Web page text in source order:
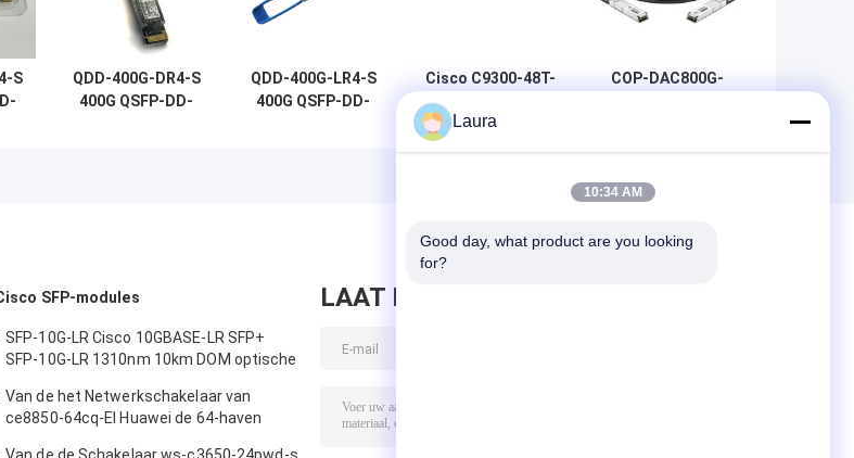
S
QDD-400G-DR4-S
400G QSFP-DD-
QDD-400G-LR4-S
400G QSFP-DD-
Cisco C9300-48T-
E Catalyst 9300
Gigabit Network
Essentials-switch
toegangsswitch
COP-DAC800G-
800G DAC 1m
SFP-modules
SFP-10G-LR Cisco 10GBASE-LR SFP+
SFP-10G-LR 1310nm 10km DOM optische
Van de het Netwerkschakelaar van
ce8850-64cq-EI Huawei de 64-haven
LAAT BERICHT ACHTER
Laura
10:34 AM
Good day, what product are you looking
for?